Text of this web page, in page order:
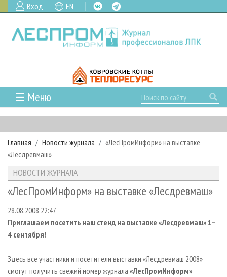
Вход EN
☰ Меню
ГЛАВНАЯ
РУБРИКИ И ТЕМЫ
РУБРИКИ ЖУРНАЛА
ЛЕСОЗАГОТОВКА
ЛЕСОПИЛЕНИЕ
ДЕРЕВООБРАБОТКА
СУШКА ДРЕВЕСИНЫ
ДЕРЕВЯННОЕ ДОМОСТРОЕНИЕ
НОВОСТИ
НОВОСТИ ЛПК
НОВОСТИ ЖУРНАЛА
НОВОСТИ КОМПАНИЙ
ПРОЕКТЫ ЛПИ
АНАЛИТИКА
ПРЕДПРИЯТИЯ ЛПК
ЛЕСНЫЕ РЕГИОНЫ РОССИИ
ПЕРСОНЫ
ОФИЦИАЛЬНЫЕ ДЕЛЕГАЦИИ
АРХИВ
АРХИВ ЖУРНАЛОВ
КОНТАКТЫ
РЕКЛАМОДАТЕЛЯМ
РЕКЛАМА
Главная Новости журнала
«ЛесПромИнформ» на выставке
«Лесдревмаш»
НОВОСТИ ЖУРНАЛА
«ЛесПромИнформ» на выставке «Лесдревмаш»
28.08.2008 22:47
Приглашаем посетить наш стенд на выставке «Лесдревмаш» 1–
4 сентября!
Здесь все участники и посетители выставки «Лесдревмаш 2008»
смогут получить свежий номер журнала «ЛесПромИнформ»